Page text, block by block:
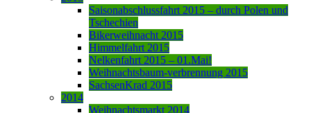
Saisonabschlussfahrt 2015 – durch Polen und
Tschechien
Bikerweihnacht 2015
Himmelfahrt 2015
Nelkenfahrt 2015 – 01.Mai!
Weihnachtsbaum-verbrennung 2015
SachsenKrad 2015
2014
Weihnachtsmarkt 2014